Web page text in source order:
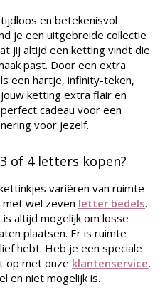
en betekenisvol
je een uitgebreide collectie
jij altijd een ketting vindt die
past. Door een extra
een hartje, infinity-teken,
ketting extra flair en
cadeau voor een
voor jezelf.
of 4 letters kopen?
variëren van ruimte
wel zeven letter bedels.
altijd mogelijk om losse
plaatsen. Er is ruimte
hebt. Heb je een speciale
op met onze klantenservice,
en niet mogelijk is.